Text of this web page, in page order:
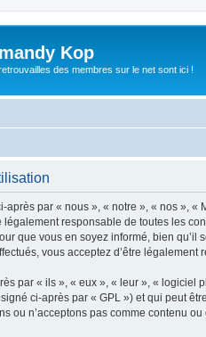
Kop
des membres sur le net sont ici !
par « nous », « notre », « nos »,
légalement responsable de toutes les
que vous en soyez informé, bien
vous acceptez d’être
par « ils », « eux », « leur », «
ci-après par « GPL ») et qui peut
ou n’acceptons pas comme contenu